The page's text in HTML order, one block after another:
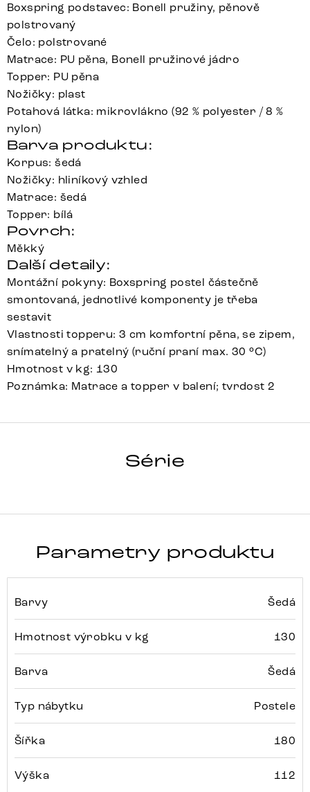
Boxspring podstavec: Bonell pružiny, pěnově
polstrovaný
Čelo: polstrované
Matrace: PU pěna, Bonell pružinové jádro
Topper: PU pěna
Nožičky: plast
Potahová látka: mikrovlákno (92 % polyester / 8 %
nylon)
Barva produktu:
Korpus: šedá
Nožičky: hliníkový vzhled
Matrace: šedá
Topper: bílá
Povrch:
Měkký
Další detaily:
Montážní pokyny: Boxspring postel částečně
smontovaná, jednotlivé komponenty je třeba
sestavit
Vlastnosti topperu: 3 cm komfortní pěna, se zipem,
snímatelný a pratelný (ruční praní max. 30 °C)
Hmotnost v kg: 130
Poznámka: Matrace a topper v balení; tvrdost 2
Série
DREAM-FINE
Parametry produktu
Barvy Šedá
Hmotnost výrobku v kg 130
Barva Šedá
Typ nábytku Postele
Šířka 180
Výška 112